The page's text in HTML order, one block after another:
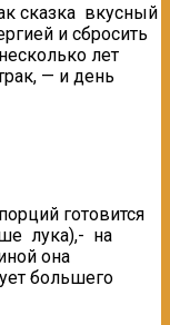
сказка вкусный
и сбросить
лет
— и день
готовится
лука),- на
она
большего